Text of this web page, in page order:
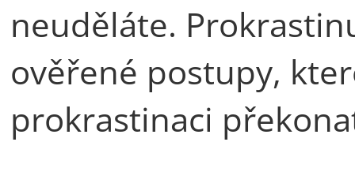
neuděláte.
ověřené postupy,
prokrastinaci